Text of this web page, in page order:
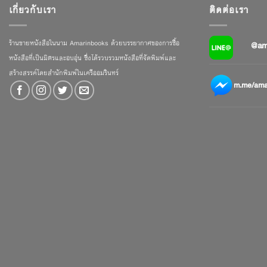
เกี่ยวกับเรา
ร้านขายหนังสือในนาม Amarinbooks ด้วยบรรยากาศของการซื้อ
หนังสือที่เป็นมิตรและอบอุ่น ซึ่งได้รวบรวมหนังสือที่จัดพิมพ์และ
สร้างสรรค์โดยสำนักพิมพ์ในเครืออมรินทร์
ติดต่อเรา
m.me/